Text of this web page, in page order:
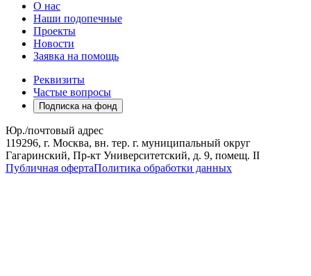
О нас
Наши подопечные
Проекты
Новости
Заявка на помощь
Реквизиты
Частые вопросы
Подписка на фонд
Юр./почтовый адрес
119296, г. Москва, вн. тер. г. муниципальный округ
Гагаринский, Пр-кт Университетский, д. 9, помещ. II
Публичная офертаПолитика обработки данных